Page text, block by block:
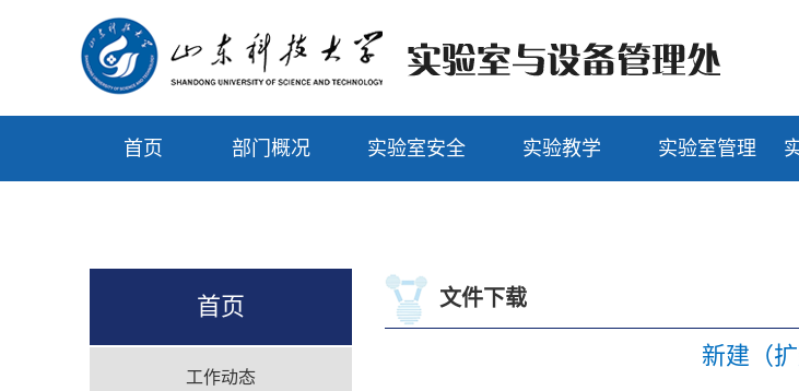
首页 部门概况 实验室安全 实验教学 实验室管理
首页
工作动态
文件下载
新建（